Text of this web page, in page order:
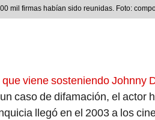
mil firmas habían sido reunidas. Foto:
viene sosteniendo Johnny
caso de difamación, el actor
llegó en el 2003 a los